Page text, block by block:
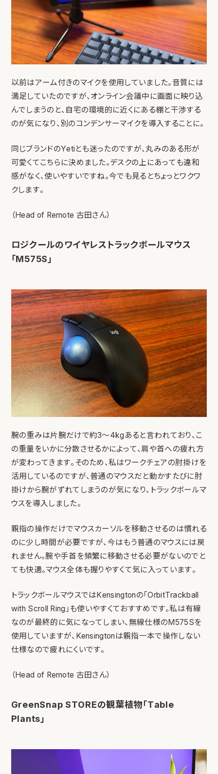
以前はアーム付きのマイクを使用していました。音質には
満足していたのですが、オンライン会議中に画面に映り込
んでしまうのと、自宅の環境的に近くにある棚と干渉する
のが気になり、別のコンデンサーマイクを導入することに。
同じブランドのYetiとも迷ったのですが、丸みのある形が
可愛くてこちらに決めました。デスクの上にあっても違和
感がなく、使いやすいですね。今でも見るとちょっとワクワ
クします。
（Head of Remote 古田さん）
ロジクールのワイヤレストラックボールマウス
「M575S」
腕の重みは片腕だけで約3〜4kgあると言われており、こ
の重量をいかに分散させるかによって、肩や首への疲れ方
が変わってきます。そのため、私はワークチェアの肘掛けを
活用しているのですが、普通のマウスだと動かすたびに肘
掛けから腕がずれてしまうのが気になり、トラックボールマ
ウスを導入しました。
親指の操作だけでマウスカーソルを移動させるのは慣れる
のに少し時間が必要ですが、今はもう普通のマウスには戻
れません。腕や手首を頻繁に移動させる必要がないのでと
ても快適。マウス全体も握りやすくて気に入っています。
トラックボールマウスではKensingtonの「OrbitTrackball
with Scroll Ring」も使いやすくておすすめです。私は有線
なのが最終的に気になってしまい、無線仕様のM575Sを
使用していますが、Kensingtonは親指一本で操作しない
仕様なので疲れにくいです。
（Head of Remote 古田さん）
GreenSnap STOREの観葉植物「Table
Plants」